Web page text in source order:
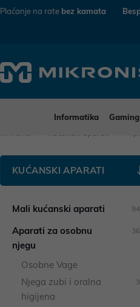
Plaćanje na rate bez kamata
Informatika
KUĆANSKI APARATI
Mali kućanski aparati
Aparati za osobnu
njegu
Osobne Vage
Njega zubi i oralna
higijena